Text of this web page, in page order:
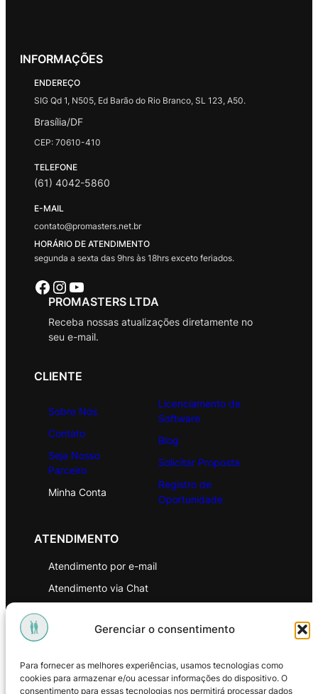
Gerenciar o consentimento
Para fornecer as melhores experiências, usamos tecnologias como
cookies para armazenar e/ou acessar informações do dispositivo. O
consentimento para essas tecnologias nos permitirá processar dados
INFORMAÇÕES
ENDEREÇO
SIG Qd 1, N505, Ed Barão do Rio Branco, SL 123, A50.
Brasília/DF
CEP: 70610-410
TELEFONE
(61) 4042-5860
E-MAIL
contato@promasters.net.br
HORÁRIO DE ATENDIMENTO
segunda a sexta das 9hrs às 18hrs exceto feriados.
Facebook Instagram Youtube
PROMASTERS LTDA
Receba nossas atualizações diretamente no
seu e-mail.
CLIENTE
Sobre Nós
Contato
Seja Nosso
Parceiro
Minha Conta
Licenciamento de
Software
Blog
Solicitar Proposta
Registro de
Oportunidade
ATENDIMENTO
Atendimento por e-mail
Atendimento via Chat
Política de Privacidade